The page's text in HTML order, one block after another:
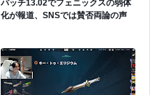
パッチ13.02でフェニックスの弱体
化が報道、SNSでは賛否両論の声